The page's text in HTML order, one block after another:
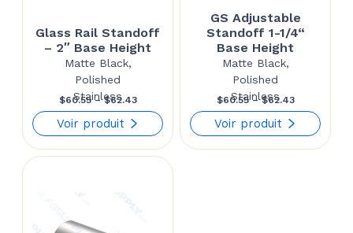
Glass Rail Standoff
– 2″ Base Height
Matte Black,
Polished
Stainless
$60.55 – $62.43Price
range:
$60.55
through
Voir produit
GS Adjustable
Standoff 1-1/4“
Base Height
Matte Black,
Polished
Stainless
$60.55 – $62.43Price
range:
$60.55
Voir produit